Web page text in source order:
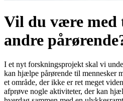
Vil du være
andre
I et nyt forskningsprojekt skal vi
kan hjælpe pårørende til mennesker
et område, der ikke er ret meget
afprøve nogle aktiviteter, der kan